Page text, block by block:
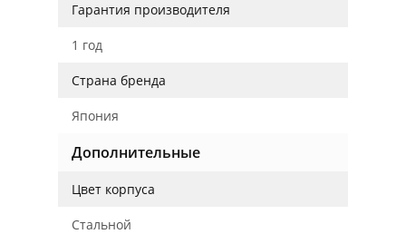
Гарантия производителя
1 год
Страна бренда
Япония
Дополнительные
Цвет корпуса
Стальной